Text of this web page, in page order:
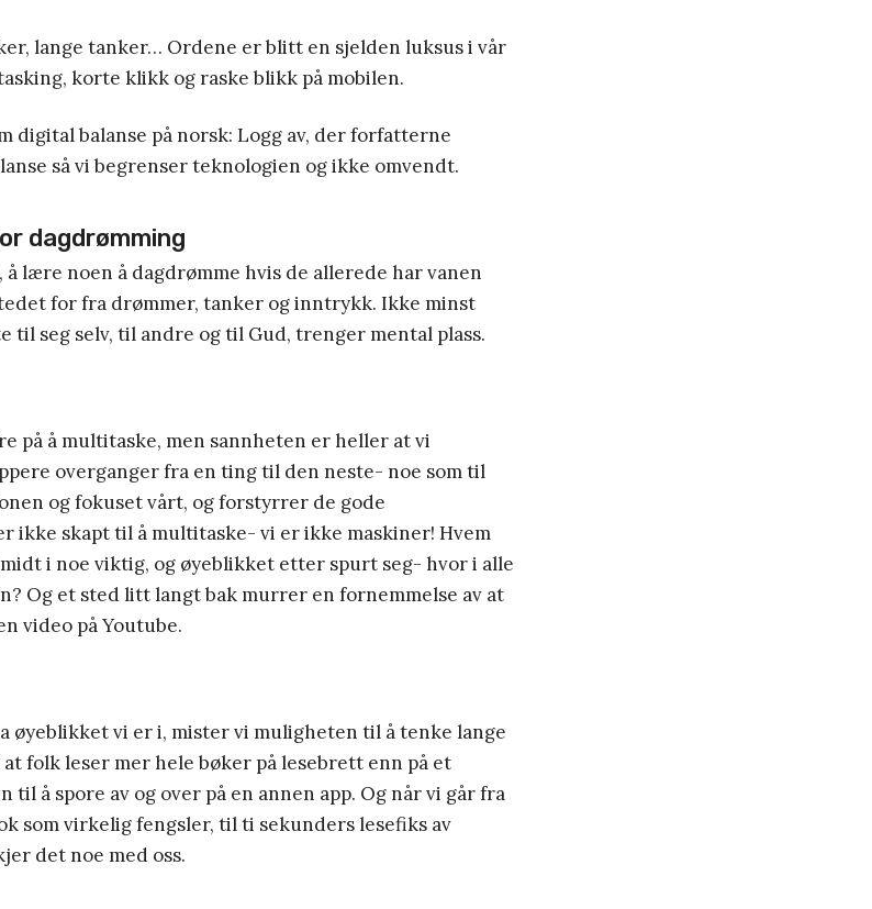
lange tanker… Ordene er blitt en sjelden luksus i vår
korte klikk og raske blikk på mobilen.
digital balanse på norsk: Logg av, der forfatterne
så vi begrenser teknologien og ikke omvendt.
dagdrømming
lære noen å dagdrømme hvis de allerede har vanen
for fra drømmer, tanker og inntrykk. Ikke minst
til seg selv, til andre og til Gud, trenger mental plass.
på å multitaske, men sannheten er heller at vi
overganger fra en ting til den neste- noe som til
og fokuset vårt, og forstyrrer de gode
ikke skapt til å multitaske- vi er ikke maskiner! Hvem
i noe viktig, og øyeblikket etter spurt seg- hvor i alle
Og et sted litt langt bak murrer en fornemmelse av at
video på Youtube.
øyeblikket vi er i, mister vi muligheten til å tenke lange
folk leser mer hele bøker på lesebrett enn på et
å spore av og over på en annen app. Og når vi går fra
som virkelig fengsler, til ti sekunders lesefiks av
det noe med oss.